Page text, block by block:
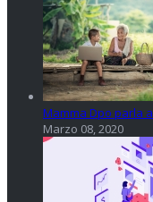
Mamma Dpo parla
Marzo 08, 2020